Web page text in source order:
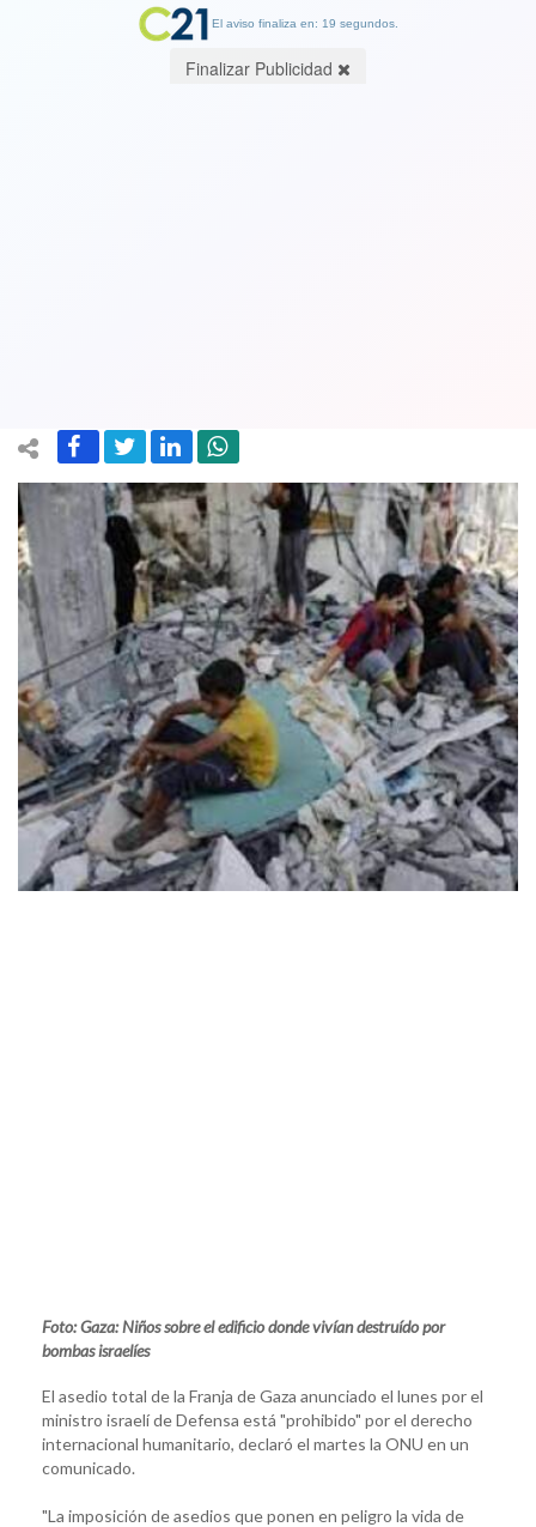
Foto: Gaza: Niños sobre el edificio donde vivían destruído por
bombas israelíes
El asedio total de la Franja de Gaza anunciado el lunes por el
ministro israelí de Defensa está "prohibido" por el derecho
internacional humanitario, declaró el martes la ONU en un
comunicado.
"La imposición de asedios que ponen en peligro la vida de
El aviso finaliza en: 19 segundos.
Finalizar Publicidad